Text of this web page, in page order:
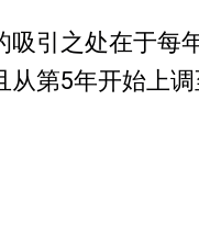
吸引之处在于
从第5年开始上